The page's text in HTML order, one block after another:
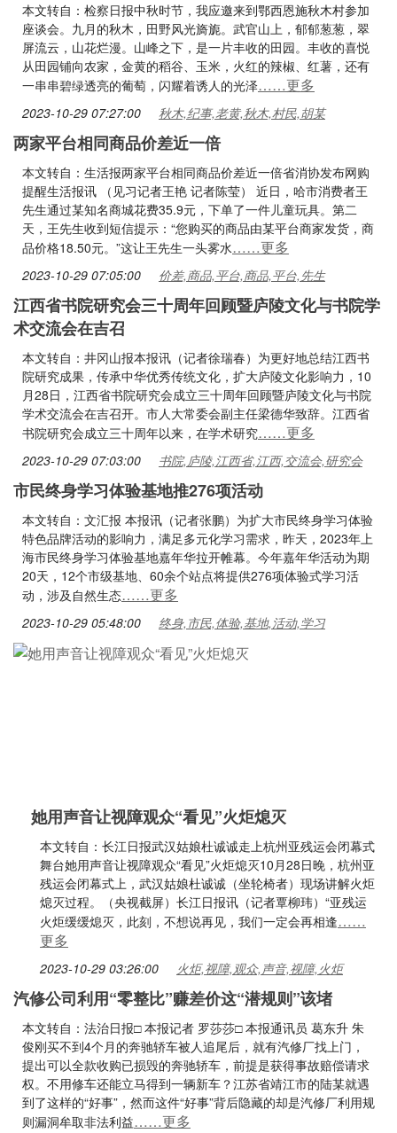
本文转自：检察日报中秋时节，我应邀来到鄂西恩施秋木村参加
座谈会。九月的秋木，田野风光旖旎。武官山上，郁郁葱葱，翠
屏流云，山花烂漫。山峰之下，是一片丰收的田园。丰收的喜悦
从田园铺向农家，金黄的稻谷、玉米，火红的辣椒、红薯，还有
一串串碧绿透亮的葡萄，闪耀着诱人的光泽……更多
2023-10-29 07:27:00 秋木,纪事,老黄,秋木,村民,胡某
两家平台相同商品价差近一倍
本文转自：生活报两家平台相同商品价差近一倍省消协发布网购
提醒生活报讯 （见习记者王艳 记者陈莹） 近日，哈市消费者王
先生通过某知名商城花费35.9元，下单了一件儿童玩具。第二
天，王先生收到短信提示：“您购买的商品由某平台商家发货，商
品价格18.50元。”这让王先生一头雾水……更多
2023-10-29 07:05:00 价差,商品,平台,商品,平台,先生
江西省书院研究会三十周年回顾暨庐陵文化与书院学
术交流会在吉召
本文转自：井冈山报本报讯（记者徐瑞春）为更好地总结江西书
院研究成果，传承中华优秀传统文化，扩大庐陵文化影响力，10
月28日，江西省书院研究会成立三十周年回顾暨庐陵文化与书院
学术交流会在吉召开。市人大常委会副主任梁德华致辞。江西省
书院研究会成立三十周年以来，在学术研究……更多
2023-10-29 07:03:00 书院,庐陵,江西省,江西,交流会,研究会
市民终身学习体验基地推276项活动
本文转自：文汇报 本报讯（记者张鹏）为扩大市民终身学习体验
特色品牌活动的影响力，满足多元化学习需求，昨天，2023年上
海市民终身学习体验基地嘉年华拉开帷幕。今年嘉年华活动为期
20天，12个市级基地、60余个站点将提供276项体验式学习活
动，涉及自然生态……更多
2023-10-29 05:48:00 终身,市民,体验,基地,活动,学习
她用声音让视障观众“看见”火炬熄灭
本文转自：长江日报武汉姑娘杜诚诚走上杭州亚残运会闭幕式
舞台她用声音让视障观众“看见”火炬熄灭10月28日晚，杭州亚
残运会闭幕式上，武汉姑娘杜诚诚（坐轮椅者）现场讲解火炬
熄灭过程。（央视截屏）长江日报讯（记者覃柳玮）“亚残运
火炬缓缓熄灭，此刻，不想说再见，我们一定会再相逢……
更多
2023-10-29 03:26:00 火炬,视障,观众,声音,视障,火炬
汽修公司利用“零整比”赚差价这“潜规则”该堵
本文转自：法治日报□ 本报记者 罗莎莎□ 本报通讯员 葛东升 朱
俊刚买不到4个月的奔驰轿车被人追尾后，就有汽修厂找上门，
提出可以全款收购已损毁的奔驰轿车，前提是获得事故赔偿请求
权。不用修车还能立马得到一辆新车？江苏省靖江市的陆某就遇
到了这样的“好事”，然而这件“好事”背后隐藏的却是汽修厂利用规
则漏洞牟取非法利益……更多